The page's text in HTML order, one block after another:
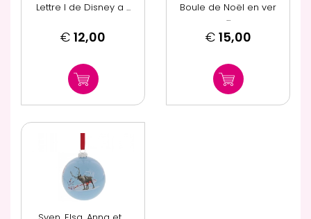
Lettre I de Disney a ...
€ 12,00
Boule de Noël en ver
...
€ 15,00